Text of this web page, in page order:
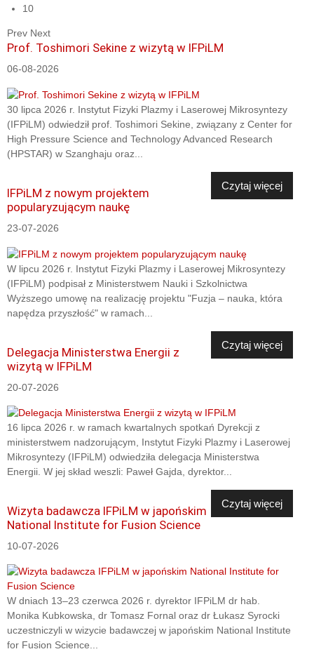
10
Prev Next
Prof. Toshimori Sekine z wizytą w IFPiLM
06-08-2026
30 lipca 2026 r. Instytut Fizyki Plazmy i Laserowej Mikrosyntezy
(IFPiLM) odwiedził prof. Toshimori Sekine, związany z Center for
High Pressure Science and Technology Advanced Research
(HPSTAR) w Szanghaju oraz...
Czytaj więcej
IFPiLM z nowym projektem
popularyzującym naukę
23-07-2026
W lipcu 2026 r. Instytut Fizyki Plazmy i Laserowej Mikrosyntezy
(IFPiLM) podpisał z Ministerstwem Nauki i Szkolnictwa
Wyższego umowę na realizację projektu "Fuzja – nauka, która
napędza przyszłość" w ramach...
Czytaj więcej
Delegacja Ministerstwa Energii z
wizytą w IFPiLM
20-07-2026
16 lipca 2026 r. w ramach kwartalnych spotkań Dyrekcji z
ministerstwem nadzorującym, Instytut Fizyki Plazmy i Laserowej
Mikrosyntezy (IFPiLM) odwiedziła delegacja Ministerstwa
Energii. W jej skład weszli: Paweł Gajda, dyrektor...
Czytaj więcej
Wizyta badawcza IFPiLM w japońskim
National Institute for Fusion Science
10-07-2026
W dniach 13–23 czerwca 2026 r. dyrektor IFPiLM dr hab.
Monika Kubkowska, dr Tomasz Fornal oraz dr Łukasz Syrocki
uczestniczyli w wizycie badawczej w japońskim National Institute
for Fusion Science...